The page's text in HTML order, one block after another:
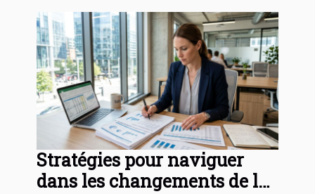
Stratégies pour naviguer
dans les changements de la